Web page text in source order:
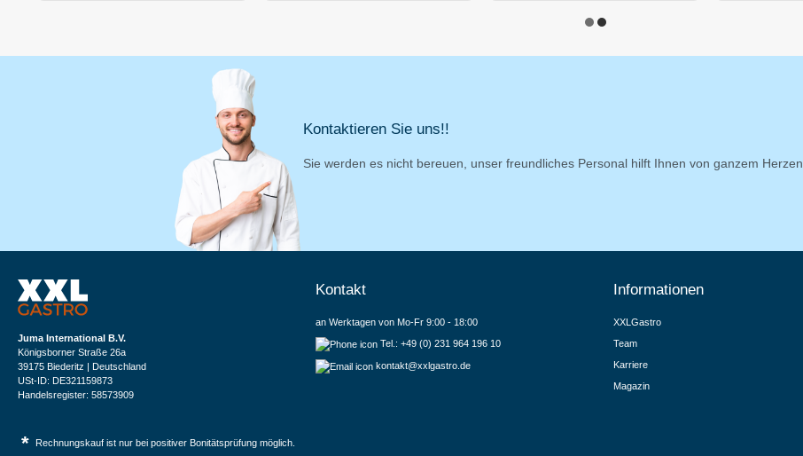
Kontaktieren Sie uns!!
Sie werden es nicht bereuen, unser freundliches Personal hilft Ihnen von ganzem Herzen.
Juma International B.V.
Königsborner Straße 26a
39175 Biederitz | Deutschland
USt-ID: DE321159873
Handelsregister: 58573909
Kontakt
an Werktagen von Mo-Fr 9:00 - 18:00
Tel.: +49 (0) 231 964 196 10
kontakt@xxlgastro.de
Informationen
XXLGastro
Team
Karriere
Magazin
* Rechnungskauf ist nur bei positiver Bonitätsprüfung möglich.